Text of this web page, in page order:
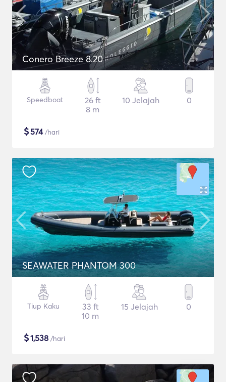
Conero Breeze 8.20
Speedboat
26 ft
8 m
10 Jelajah 0
$574/hari
SEAWATER PHANTOM 300
Tiup Kaku
33 ft
10 m
15 Jelajah 0
$1,538 /hari